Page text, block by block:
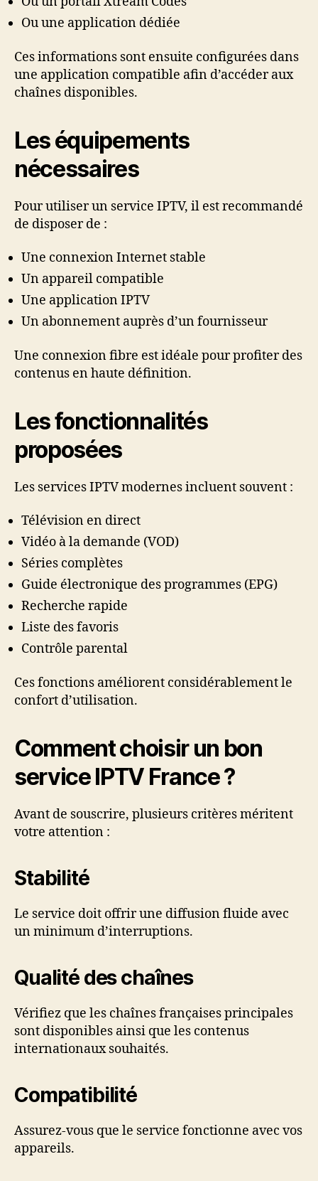
Ou une application dédiée
Ces informations sont ensuite configurées dans
une application compatible afin d’accéder aux
chaînes disponibles.
Les équipements
nécessaires
Pour utiliser un service IPTV, il est recommandé
de disposer de :
Une connexion Internet stable
Un appareil compatible
Une application IPTV
Un abonnement auprès d’un fournisseur
Une connexion fibre est idéale pour profiter des
contenus en haute définition.
Les fonctionnalités
proposées
Les services IPTV modernes incluent souvent :
Télévision en direct
Vidéo à la demande (VOD)
Séries complètes
Guide électronique des programmes (EPG)
Recherche rapide
Liste des favoris
Contrôle parental
Ces fonctions améliorent considérablement le
confort d’utilisation.
Comment choisir un bon
service IPTV France ?
Avant de souscrire, plusieurs critères méritent
votre attention :
Stabilité
Le service doit offrir une diffusion fluide avec
un minimum d’interruptions.
Qualité des chaînes
Vérifiez que les chaînes françaises principales
sont disponibles ainsi que les contenus
internationaux souhaités.
Compatibilité
Assurez-vous que le service fonctionne avec vos
appareils.